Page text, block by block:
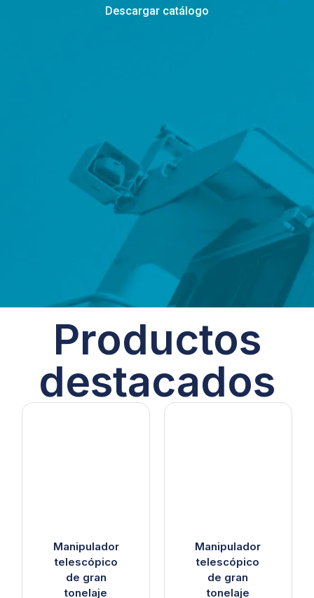
Descargar catálogo
Productos
destacados
Manipulador
telescópico
de gran
tonelaje
Manipulador
telescópico
de gran
tonelaje